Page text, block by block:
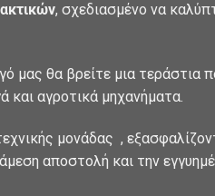
, σχεδιασμένο να
μας θα βρείτε μια τεράστια
και αγροτικά μηχανήματα.
μονάδας ,
αποστολή και την